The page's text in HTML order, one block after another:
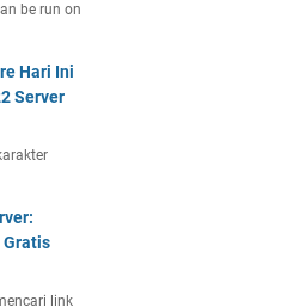
be run on
Hari Ini
Server
Gratis
link